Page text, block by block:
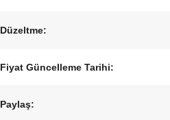
Düzeltme:
Fiyat Güncelleme Tarihi:
Paylaş: